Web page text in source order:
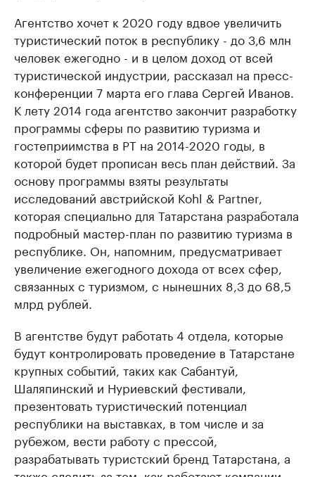
Агентство хочет к 2020 году вдвое увеличить
туристический поток в республику - до 3,6 млн
человек ежегодно - и в целом доход от всей
туристической индустрии, рассказал на пресс-
конференции 7 марта его глава Сергей Иванов.
К лету 2014 года агентство закончит разработку
программы сферы по развитию туризма и
гостеприимства в РТ на 2014-2020 годы, в
которой будет прописан весь план действий. За
основу программы взяты результаты
исследований австрийской Kohl & Partner,
которая специально для Татарстана разработала
подробный мастер-план по развитию туризма в
республике. Он, напомним, предусматривает
увеличение ежегодного дохода от всех сфер,
связанных с туризмом, с нынешних 8,3 до 68,5
млрд рублей.
В агентстве будут работать 4 отдела, которые
будут контролировать проведение в Татарстане
крупных событий, таких как Сабантуй,
Шаляпинский и Нуриевский фестивали,
презентовать туристический потенциал
республики на выставках, в том числе и за
рубежом, вести работу с прессой,
разрабатывать туристский бренд Татарстана, а